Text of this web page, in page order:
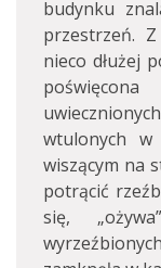
budynku
przestrzeń.
nieco dłużej
wtulonych
wiszącym na
potrącić
się,